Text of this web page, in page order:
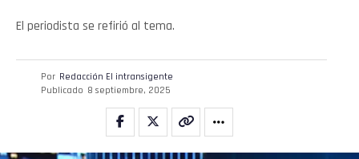
El periodista se refirió al tema.
Por Redacción El intransigente
Publicado 8 septiembre, 2025